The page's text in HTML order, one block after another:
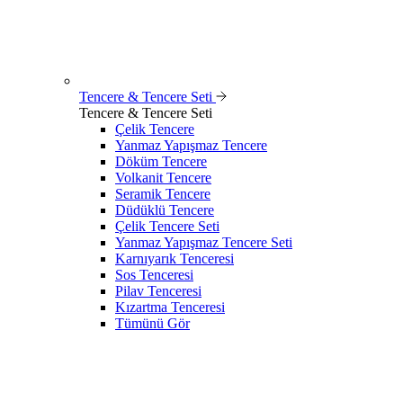
Tencere & Tencere Seti
Tencere & Tencere Seti
Çelik Tencere
Yanmaz Yapışmaz Tencere
Döküm Tencere
Volkanit Tencere
Seramik Tencere
Düdüklü Tencere
Çelik Tencere Seti
Yanmaz Yapışmaz Tencere Seti
Karnıyarık Tenceresi
Sos Tenceresi
Pilav Tenceresi
Kızartma Tenceresi
Tümünü Gör